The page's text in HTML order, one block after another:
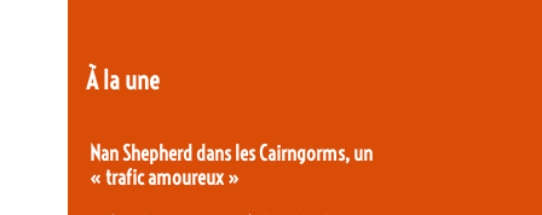
À la une
Nan Shepherd dans les Cairngorms, un
« trafic amoureux »